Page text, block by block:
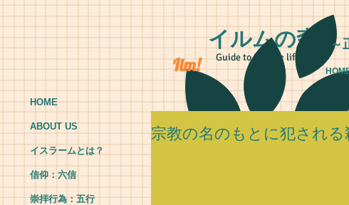
イルムの森
Guide to Islamic life
～
Ilm!
HOME
ABOUT US
イスラームとは？
信仰：六信
崇拝行為：五行
宗教の名のもとに犯される